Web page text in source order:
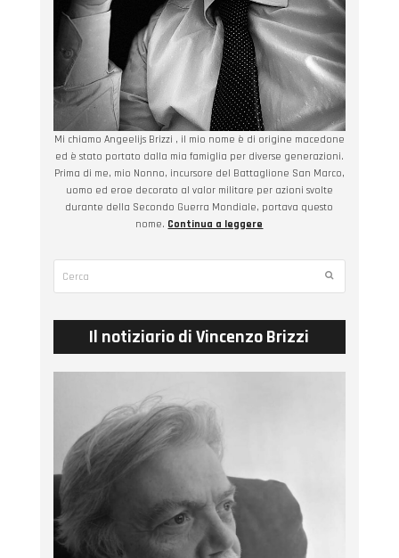
Mi chiamo Angeelijs Brizzi , il mio nome è di origine macedone
ed è stato portato dalla mia famiglia per diverse generazioni.
Prima di me, mio Nonno, incursore del Battaglione San Marco,
uomo ed eroe decorato al valor militare per azioni svolte
durante della Secondo Guerra Mondiale, portava questo
nome. Continua a leggere
Submit
Il notiziario di Vincenzo Brizzi